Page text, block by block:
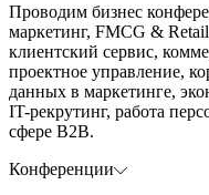
Проводим бизнес
маркетинг, FMCG &
клиентский сервис,
проектное управление,
данных в маркетинге,
IT-рекрутинг, работа
сфере B2B.
Конференции